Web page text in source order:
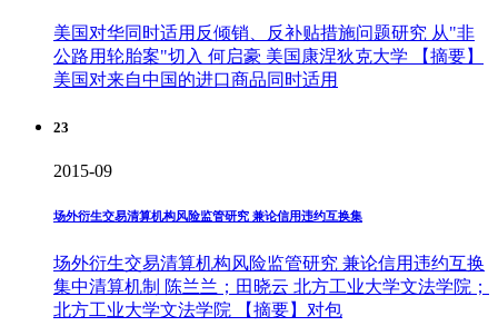
美国对华同时适用反倾销、反补贴措施问题研究 从"非
公路用轮胎案"切入 何启豪 美国康涅狄克大学 【摘要】
美国对来自中国的进口商品同时适用
23
2015-09
场外衍生交易清算机构风险监管研究 兼论信用违约互换集
场外衍生交易清算机构风险监管研究 兼论信用违约互换
集中清算机制 陈兰兰；田晓云 北方工业大学文法学院；
北方工业大学文法学院 【摘要】对包